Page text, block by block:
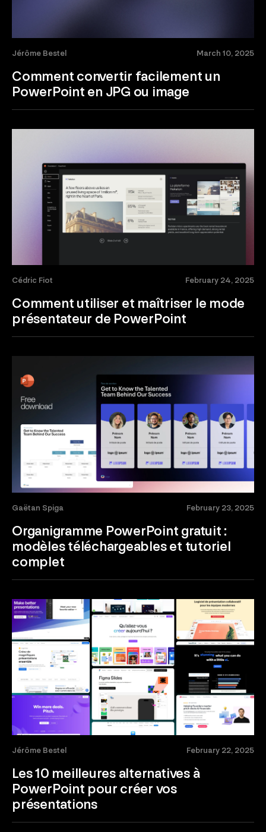
Jérôme Bestel March 10, 2025
Comment convertir facilement un
PowerPoint en JPG ou image
Cédric Fiot February 24, 2025
Comment utiliser et maîtriser le mode
présentateur de PowerPoint
Gaëtan Spiga February 23, 2025
Organigramme PowerPoint gratuit :
modèles téléchargeables et tutoriel
complet
Jérôme Bestel February 22, 2025
Les 10 meilleures alternatives à
PowerPoint pour créer vos
présentations